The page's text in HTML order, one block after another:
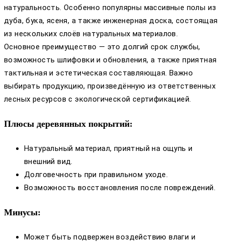
натуральность. Особенно популярны массивные полы из
дуба, бука, ясеня, а также инженерная доска, состоящая
из нескольких слоёв натуральных материалов.
Основное преимущество — это долгий срок службы,
возможность шлифовки и обновления, а также приятная
тактильная и эстетическая составляющая. Важно
выбирать продукцию, произведённую из ответственных
лесных ресурсов с экологической сертификацией.
Плюсы деревянных покрытий:
Натуральный материал, приятный на ощупь и
внешний вид.
Долговечность при правильном уходе.
Возможность восстановления после повреждений.
Минусы:
Может быть подвержен воздействию влаги и